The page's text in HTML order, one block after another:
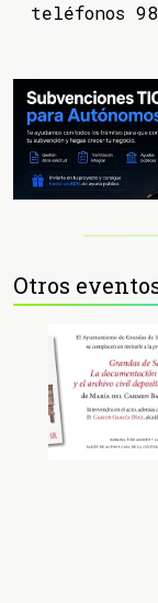
teléfonos
Otros